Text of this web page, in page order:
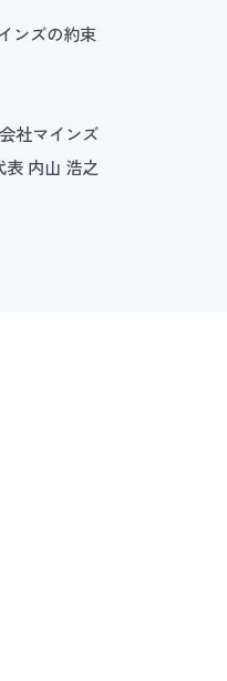
ンズの約束
社マインズ
表 内山 浩之